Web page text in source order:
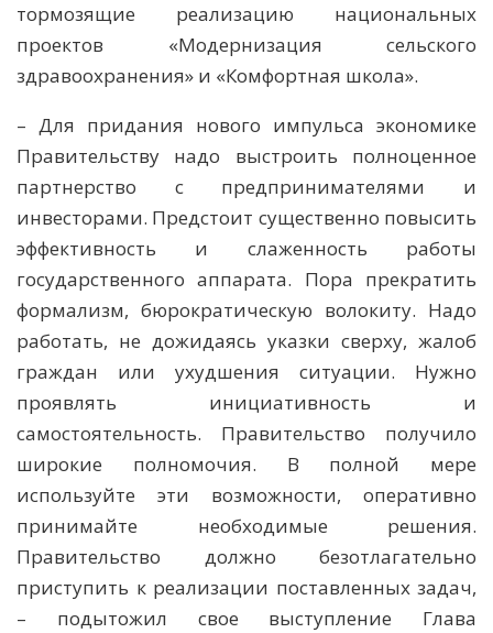
тормозящие реализацию национальных
проектов «Модернизация сельского
здравоохранения» и «Комфортная школа».
– Для придания нового импульса экономике
Правительству надо выстроить полноценное
партнерство с предпринимателями и
инвесторами. Предстоит существенно повысить
эффективность и слаженность работы
государственного аппарата. Пора прекратить
формализм, бюрократическую волокиту. Надо
работать, не дожидаясь указки сверху, жалоб
граждан или ухудшения ситуации. Нужно
проявлять инициативность и
самостоятельность. Правительство получило
широкие полномочия. В полной мере
используйте эти возможности, оперативно
принимайте необходимые решения.
Правительство должно безотлагательно
приступить к реализации поставленных задач,
– подытожил свое выступление Глава